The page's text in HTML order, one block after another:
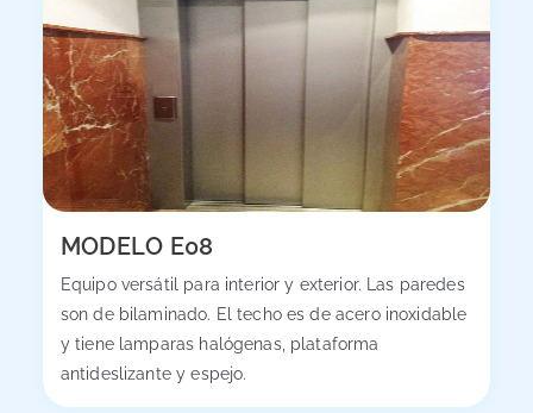
MODELO E08
Equipo versátil para interior y exterior. Las paredes
son de bilaminado. El techo es de acero inoxidable
y tiene lamparas halógenas, plataforma
antideslizante y espejo.